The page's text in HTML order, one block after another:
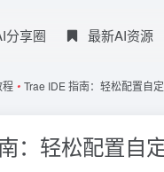
分享圈 最新AI资源
程 • Trae IDE 指南：轻松配置自
：轻松配置自